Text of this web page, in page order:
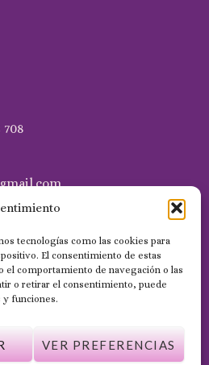
tecnologías como las cookies para
El consentimiento de estas
comportamiento de navegación o las
o retirar el consentimiento, puede
y funciones.
VER PREFERENCIAS
708
Marín Acuña, 53, (35014)
Gran Canaria
por Wilapp España